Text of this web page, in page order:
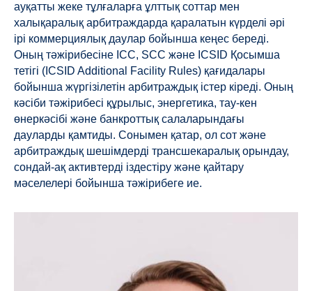
ауқатты жеке тұлғаларға ұлттық соттар мен
халықаралық арбитраждарда қаралатын күрделі әрі
ірі коммерциялық даулар бойынша кеңес береді.
Оның тәжірибесіне ICC, SCC және ICSID Қосымша
тетігі (ICSID Additional Facility Rules) қағидалары
бойынша жүргізілетін арбитраждық істер кіреді. Оның
кәсіби тәжірибесі құрылыс, энергетика, тау-кен
өнеркәсібі және банкроттық салаларындағы
дауларды қамтиды. Сонымен қатар, ол сот және
арбитраждық шешімдерді трансшекаралық орындау,
сондай-ақ активтерді іздестіру және қайтару
мәселелері бойынша тәжірибеге ие.